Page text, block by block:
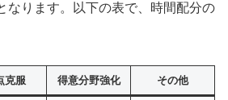
なります。以下の表で、時間配分の
克服 得意分野強化 その他